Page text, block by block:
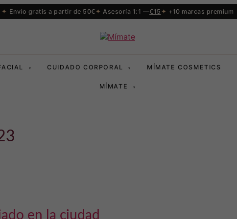
Envío gratis a partir de 50€ Asesoría 1:1 —€15 +10 marcas premium
▾ CUIDADO CORPORAL ▾ MÍMATE COSMETICS
MÍMATE ▾
en la ciudad